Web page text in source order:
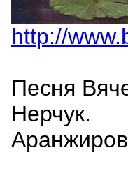
http://
Песня
Нерчук.